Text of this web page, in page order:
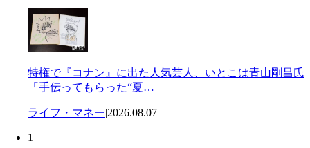
特権で『コナン』に出た人気芸人、いとこは青山剛昌氏
「手伝ってもらった“夏…
ライフ・マネー|2026.08.07
1